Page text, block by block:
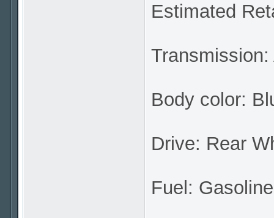
Estimated
Body color:
Drive: Rear
Fuel: Gasoline